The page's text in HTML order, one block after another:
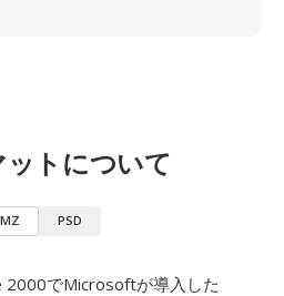
ットについて
PSD
でMicrosoftが導入した